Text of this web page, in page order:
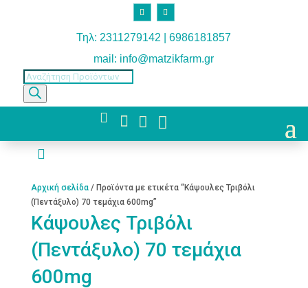
Τηλ: 2311279142 | 6986181857
mail: info@matzikfarm.gr
Products
search
  
Αρχική σελίδα/ Προϊόντα με ετικέτα “Κάψουλες Τριβόλι
(Πεντάξυλο) 70 τεμάχια 600mg”
Κάψουλες Τριβόλι
(Πεντάξυλο) 70 τεμάχια
600mg